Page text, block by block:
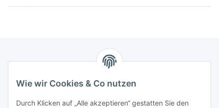
Wie wir Cookies & Co nutzen
Durch Klicken auf „Alle akzeptieren“ gestatten Sie den
Gesetzliche Informationen